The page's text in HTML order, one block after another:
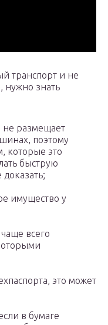
транспорт и не
нужно знать
не размещает
поэтому
которые это
быструю
имущество у
всего
это может
в бумаге